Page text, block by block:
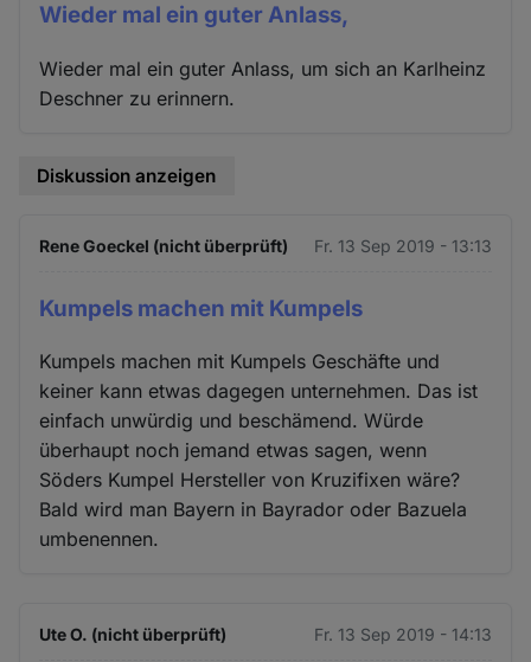
Wieder mal ein guter Anlass,
Wieder mal ein guter Anlass, um sich an Karlheinz
Deschner zu erinnern.
Diskussion anzeigen
Rene Goeckel (nicht überprüft) Fr. 13 Sep 2019 - 13:13
Kumpels machen mit Kumpels
Kumpels machen mit Kumpels Geschäfte und
keiner kann etwas dagegen unternehmen. Das ist
einfach unwürdig und beschämend. Würde
überhaupt noch jemand etwas sagen, wenn
Söders Kumpel Hersteller von Kruzifixen wäre?
Bald wird man Bayern in Bayrador oder Bazuela
umbenennen.
Ute O. (nicht überprüft) Fr. 13 Sep 2019 - 14:13